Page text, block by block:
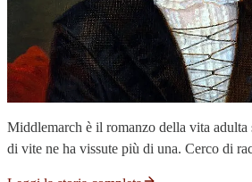
Middlemarch è il romanzo della vita adulta
di vite ne ha vissute più di una. Cerco di